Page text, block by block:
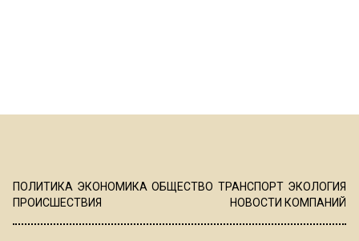
ПОЛИТИКА ЭКОНОМИКА ОБЩЕСТВО ТРАНСПОРТ ЭКОЛОГИЯ
ПРОИСШЕСТВИЯ
НОВОСТИ КОМПАНИЙ